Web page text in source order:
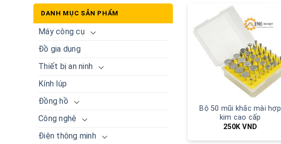
DANH MỤC SẢN PHẨM
Máy công cụ
Đồ gia dụng
Thiết bị an ninh
Kính lúp
Đồng hồ
Công nghệ
Điện thông minh
Bộ 50 mũi khắc mài hợp
kim cao cấp
250KVND